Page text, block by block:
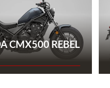
CMX500 REBEL